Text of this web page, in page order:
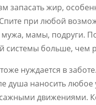
запасать жир,
при любой
мамы, подруги.
системы больше, чем
нуждается в
душа наносить
движениями.